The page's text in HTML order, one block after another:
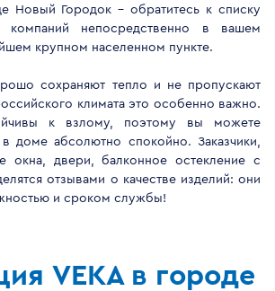
Новый Городок - обратитесь к списку
компаний непосредственно в вашем
крупном населенном пункте.
сохраняют тепло и не пропускают
климата это особенно важно.
к взлому, поэтому вы можете
в доме абсолютно спокойно. Заказчики,
окна, двери, балконное остекление с
отзывами о качестве изделий: они
и сроком службы!
VEKA в городе